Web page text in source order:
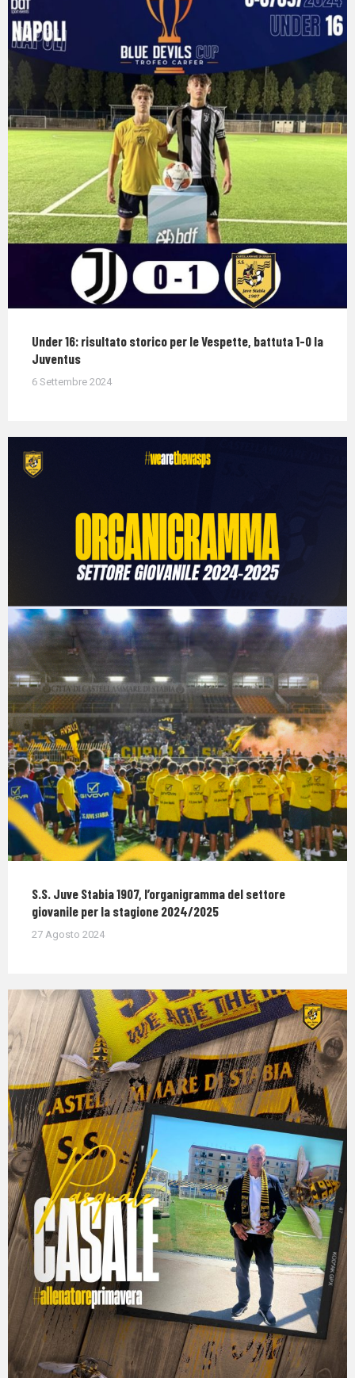
Under 16: risultato storico per le Vespette, battuta 1-0 la
Juventus
6 Settembre 2024
S.S. Juve Stabia 1907, l’organigramma del settore
giovanile per la stagione 2024/2025
27 Agosto 2024